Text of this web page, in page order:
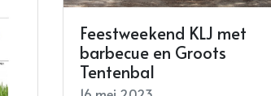
Feestweekend KLJ met
barbecue en Groots
Tentenbal